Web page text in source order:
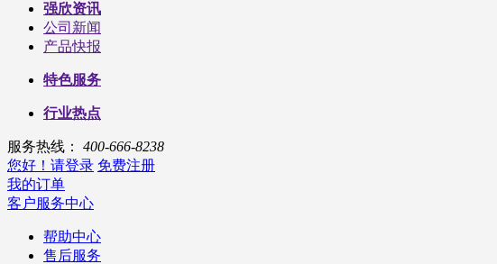
强欣资讯
公司新闻
产品快报
特色服务
行业热点
服务热线： 400-666-8238
您好！请登录 免费注册
我的订单
客户服务中心
帮助中心
售后服务